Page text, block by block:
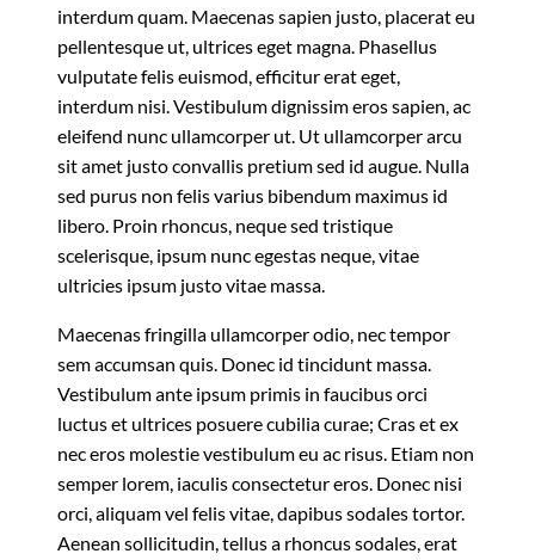
interdum quam. Maecenas sapien justo, placerat eu
pellentesque ut, ultrices eget magna. Phasellus
vulputate felis euismod, efficitur erat eget,
interdum nisi. Vestibulum dignissim eros sapien, ac
eleifend nunc ullamcorper ut. Ut ullamcorper arcu
sit amet justo convallis pretium sed id augue. Nulla
sed purus non felis varius bibendum maximus id
libero. Proin rhoncus, neque sed tristique
scelerisque, ipsum nunc egestas neque, vitae
ultricies ipsum justo vitae massa.
Maecenas fringilla ullamcorper odio, nec tempor
sem accumsan quis. Donec id tincidunt massa.
Vestibulum ante ipsum primis in faucibus orci
luctus et ultrices posuere cubilia curae; Cras et ex
nec eros molestie vestibulum eu ac risus. Etiam non
semper lorem, iaculis consectetur eros. Donec nisi
orci, aliquam vel felis vitae, dapibus sodales tortor.
Aenean sollicitudin, tellus a rhoncus sodales, erat